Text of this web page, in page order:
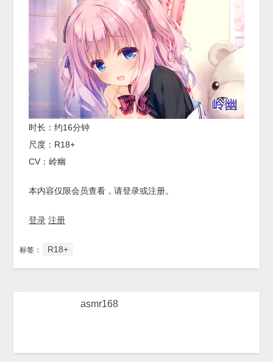
时长：约16分钟
尺度：R18+
CV：岭幽
本内容仅限会员查看，请登录或注册。
登录 注册
标签： R18+
asmr168